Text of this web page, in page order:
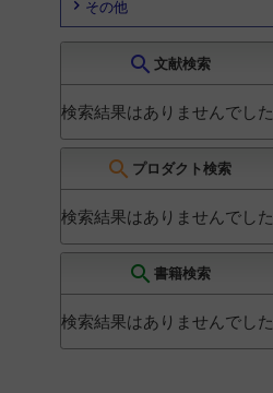
その他
search 文献検索
検索結果はありませんでした
search プロダクト検索
検索結果はありませんでした
search 書籍検索
検索結果はありませんでした